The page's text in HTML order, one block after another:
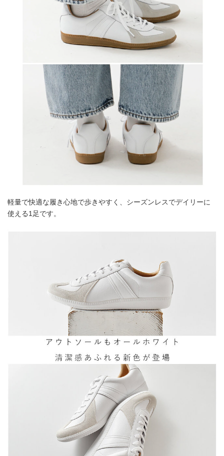
軽量で快適な履き心地で歩きやすく、シーズンレスでデイリーに
使える1足です。